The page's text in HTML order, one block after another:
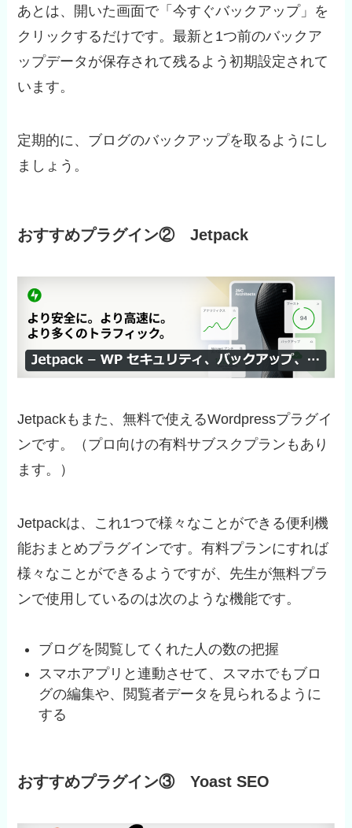
あとは、開いた画面で「今すぐバックアップ」を
クリックするだけです。最新と1つ前のバックア
ップデータが保存されて残るよう初期設定されて
います。
定期的に、ブログのバックアップを取るようにし
ましょう。
おすすめプラグイン② Jetpack
Jetpackもまた、無料で使えるWordpressプラグイ
ンです。（プロ向けの有料サブスクプランもあり
ます。）
Jetpackは、これ1つで様々なことができる便利機
能おまとめプラグインです。有料プランにすれば
様々なことができるようですが、先生が無料プラ
ンで使用しているのは次のような機能です。
ブログを閲覧してくれた人の数の把握
スマホアプリと連動させて、スマホでもブロ
グの編集や、閲覧者データを見られるように
する
おすすめプラグイン③ Yoast SEO